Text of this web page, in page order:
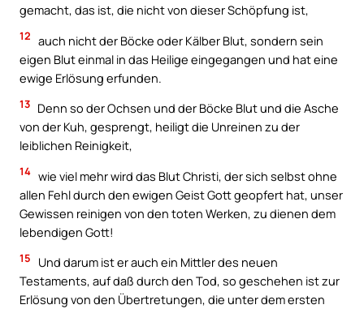
gemacht, das ist, die nicht von dieser Schöpfung ist,
12 auch nicht der Böcke oder Kälber Blut, sondern sein
eigen Blut einmal in das Heilige eingegangen und hat eine
ewige Erlösung erfunden.
13 Denn so der Ochsen und der Böcke Blut und die Asche
von der Kuh, gesprengt, heiligt die Unreinen zu der
leiblichen Reinigkeit,
14 wie viel mehr wird das Blut Christi, der sich selbst ohne
allen Fehl durch den ewigen Geist Gott geopfert hat, unser
Gewissen reinigen von den toten Werken, zu dienen dem
lebendigen Gott!
15
Und darum ist er auch ein Mittler des neuen
Testaments, auf daß durch den Tod, so geschehen ist zur
Erlösung von den Übertretungen, die unter dem ersten